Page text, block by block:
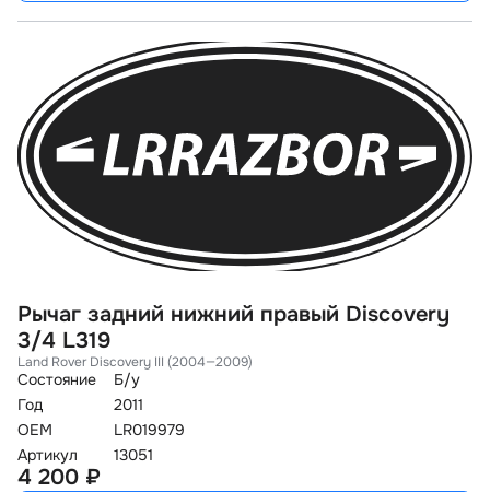
Рычаг задний нижний правый Discovery
3/4 L319
Land Rover Discovery III (2004—2009)
Состояние
Б/у
Год
2011
OEM
LR019979
Артикул
13051
4 200 ₽